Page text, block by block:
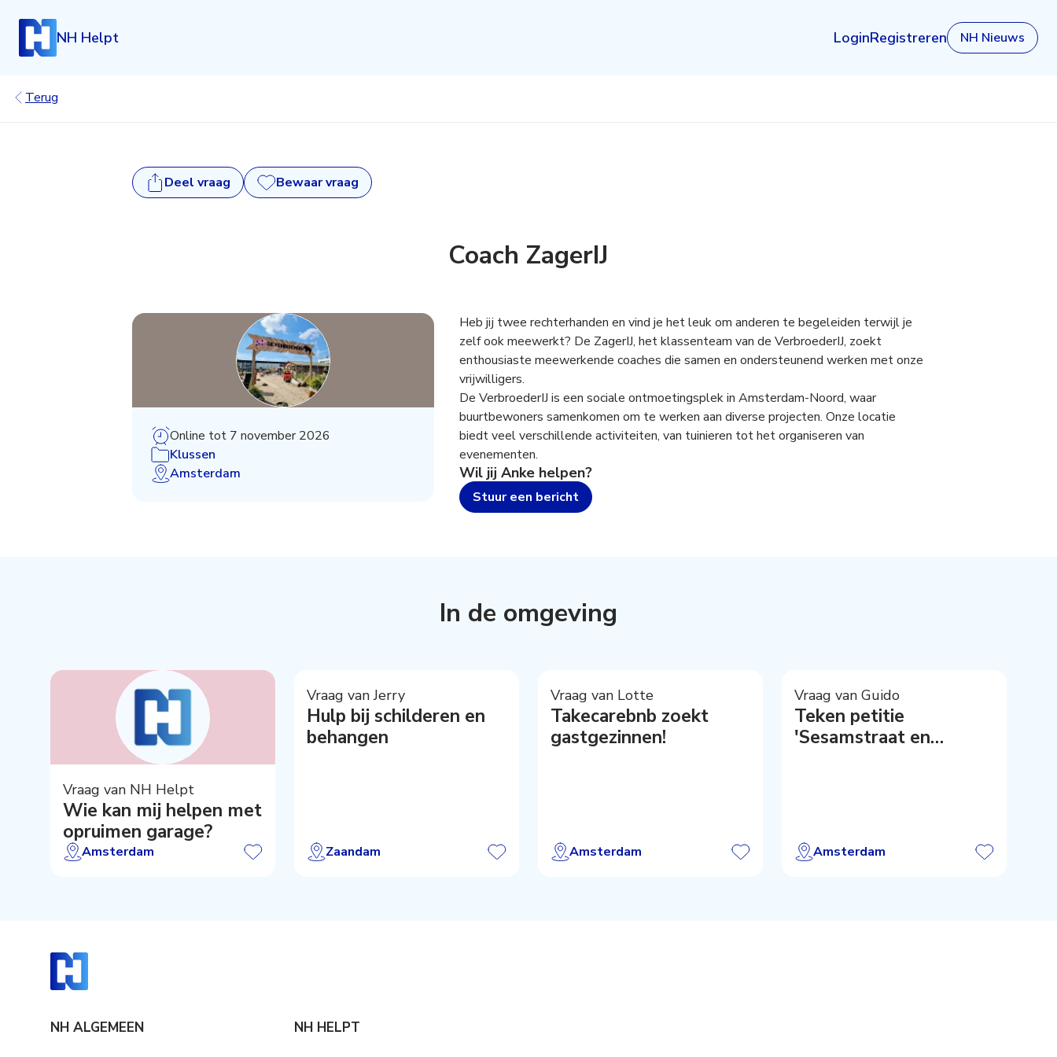
NH Helpt LoginRegistreren NH Nieuws
Terug
Deel vraag Bewaar vraag
Coach ZagerIJ
Online tot 7 november 2026
Klussen
Amsterdam
Heb jij twee rechterhanden en vind je het leuk om anderen te begeleiden terwijl je
zelf ook meewerkt? De ZagerIJ, het klassenteam van de VerbroederIJ, zoekt
enthousiaste meewerkende coaches die samen en ondersteunend werken met onze
vrijwilligers.
De VerbroederIJ is een sociale ontmoetingsplek in Amsterdam-Noord, waar
buurtbewoners samenkomen om te werken aan diverse projecten. Onze locatie
biedt veel verschillende activiteiten, van tuinieren tot het organiseren van
evenementen.
Wil jij Anke helpen?
Stuur een bericht
In de omgeving
Vraag van NH Helpt
Wie kan mij helpen met
opruimen garage?
Amsterdam
Vraag van Jerry
Hulp bij schilderen en
behangen
Zaandam
Vraag van Lotte
Takecarebnb zoekt
gastgezinnen!
Amsterdam
Vraag van Guido
Teken petitie
'Sesamstraat en
Amsterdam
NH ALGEMEEN NH HELPT
Inloggen
klik dan hieronder.
Registreren